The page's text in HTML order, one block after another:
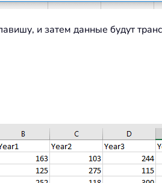
и затем данные будут